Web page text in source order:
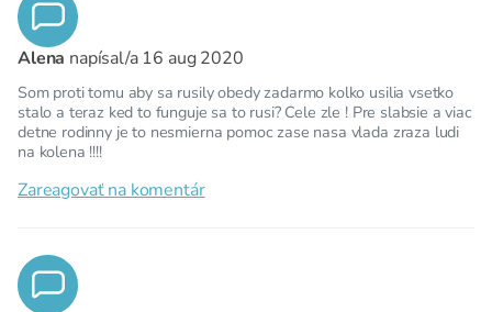
Alena napísal/a 16 aug 2020
Som proti tomu aby sa rusily obedy zadarmo kolko usilia vsetko
stalo a teraz ked to funguje sa to rusi? Cele zle ! Pre slabsie a viac
detne rodinny je to nesmierna pomoc zase nasa vlada zraza ludi
na kolena !!!!
Zareagovať na komentár